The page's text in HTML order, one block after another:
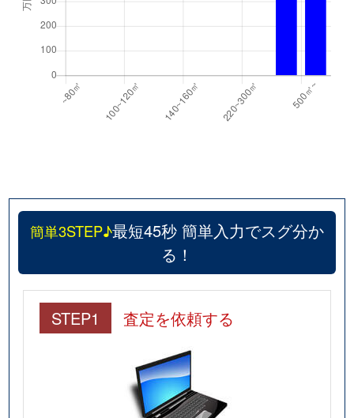
簡単3STEP♪最短45秒 簡単入力でスグ分か
る！
STEP1 査定を依頼する